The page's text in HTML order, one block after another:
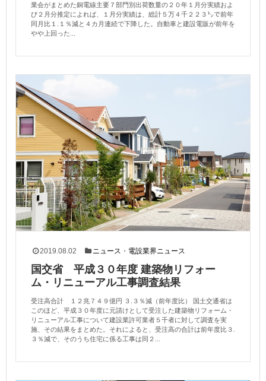
業会がまとめた銅電線主要７部門別出荷数量の２０年１月分実績およ
び２月分推定によれば、１月分実績は、総計５万４千２２３㌧で前年
同月比１.１％減と４カ月連続で下降した。自動車と建設電販が前年を
やや上回った...
2019.08.02 ニュース ・ 電設業界ニュース
国交省 平成３０年度 建築物リフォー
ム・リニューアル工事調査結果
受注高合計 １２兆７４９億円 ３.３％減（前年度比） 国土交通省は
このほど、平成３０年度に元請けとして受注した建築物リフォーム・
リニューアル工事について建設業許可業者５千者に対して調査を実
施、その結果をまとめた。それによると、受注高の合計は前年度比３.
３％減で、そのうち住宅に係る工事は同２...